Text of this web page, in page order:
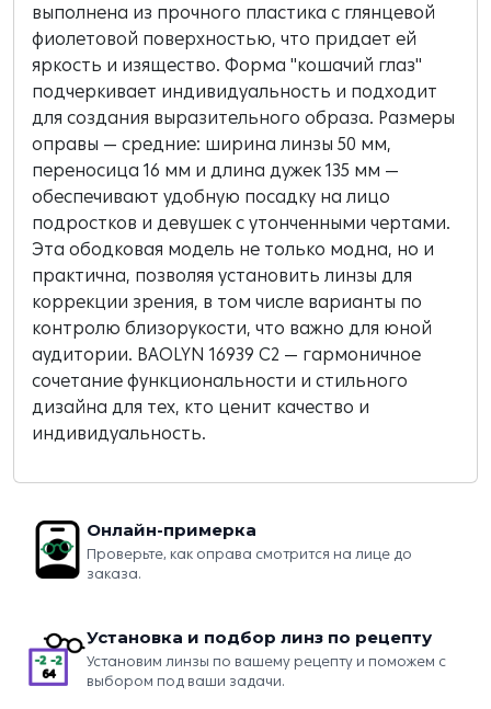
выполнена из прочного пластика с глянцевой
фиолетовой поверхностью, что придает ей
яркость и изящество. Форма "кошачий глаз"
подчеркивает индивидуальность и подходит
для создания выразительного образа. Размеры
оправы — средние: ширина линзы 50 мм,
переносица 16 мм и длина дужек 135 мм —
обеспечивают удобную посадку на лицо
подростков и девушек с утонченными чертами.
Эта ободковая модель не только модна, но и
практична, позволяя установить линзы для
коррекции зрения, в том числе варианты по
контролю близорукости, что важно для юной
аудитории. BAOLYN 16939 C2 — гармоничное
сочетание функциональности и стильного
дизайна для тех, кто ценит качество и
индивидуальность.
Онлайн-примерка
Проверьте, как оправа смотрится на лице до
заказа.
Установка и подбор линз по рецепту
Установим линзы по вашему рецепту и поможем с
выбором под ваши задачи.